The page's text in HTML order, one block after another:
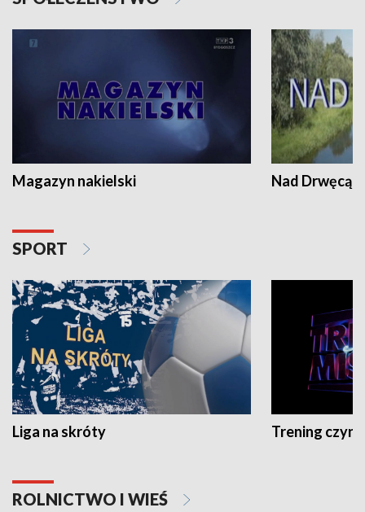
Magazyn nakielski Nad Drwęcą
SPORT
Liga na skróty Trening czyni
ROLNICTWO I WIEŚ